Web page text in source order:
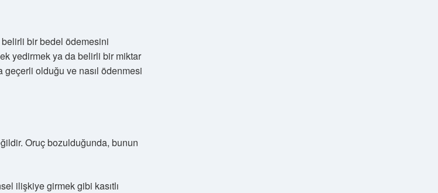
bir bedel ödemesini
yedirmek ya da belirli bir miktar
olduğu ve nasıl ödenmesi
Oruç bozulduğunda, bunun
ilişkiye girmek gibi kasıtlı